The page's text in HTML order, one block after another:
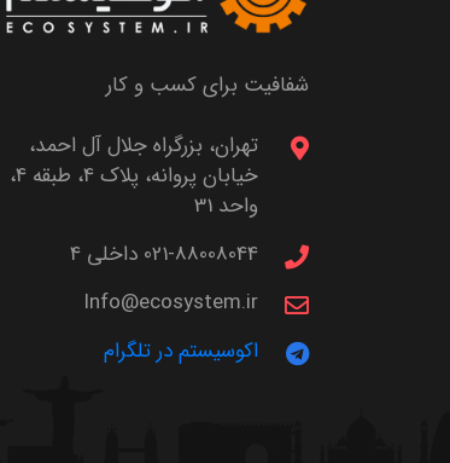
شفافیت برای کسب و کار
تهران، بزرگراه جلال آل احمد،
خیابان پروانه، پلاک 4، طبقه 4،
واحد 31
021-88008044 داخلی 4
Info@ecosystem.ir
اکوسیستم در تلگرام